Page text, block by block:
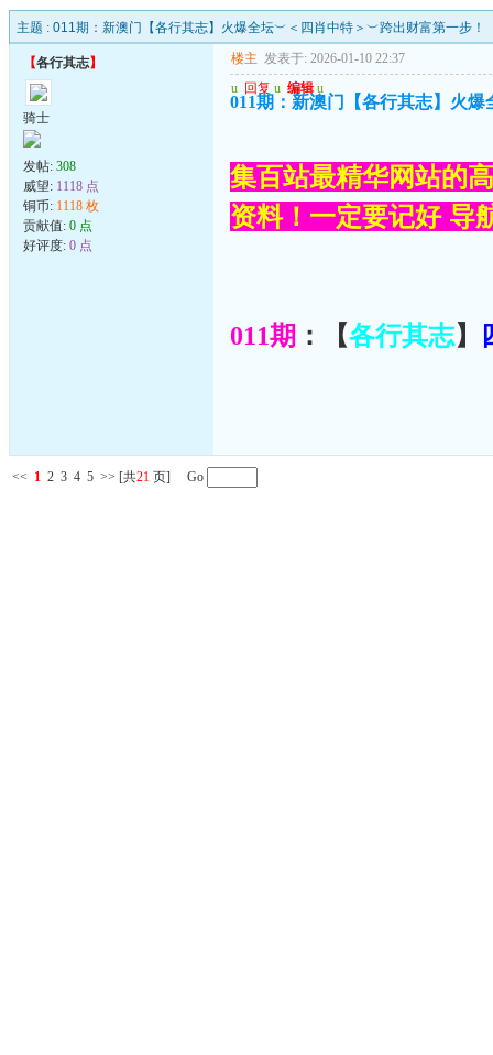
主题 : 011期：新澳门【各行其志】火爆全坛︶＜四肖中特＞︶跨出财富第一步！
【各行其志】
骑士
发帖: 308
威望: 1118 点
铜币: 1118 枚
贡献值: 0 点
好评度: 0 点
楼主 发表于: 2026-01-10 22:37
u 回复 u 编辑 u
011期：新澳门【各行其志】火
集百站最精华网站的
资料！一定要记好 导
011期 ：【各行其志】
<< 1 2 3 4 5 >> [共21 页] Go